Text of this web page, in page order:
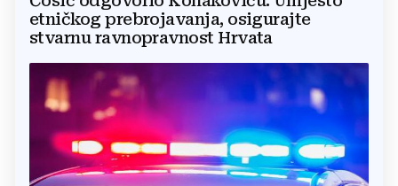
etničkog prebrojavanja, osigurajte
stvarnu ravnopravnost Hrvata